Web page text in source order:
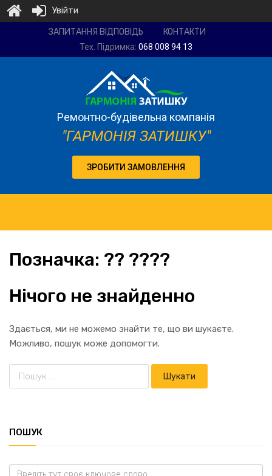
компанія
ЗАПИТАННЯ ВІДПОВІДЬ КОНТАКТИ
Тех. Підримка: 068 008 94 13
Ремонтно-будівельна компанія
"ГАРМОНІЯ ЗАТИШКУ"
ЗРОБИТИ ЗАМОВЛЕННЯ
Позначка: ?? ????
Нічого не знайденно
Здається, ми не можемо знайти те, що ви шукаєте.
Можливо, пошук може допомогти.
ПОШУК
Увійти